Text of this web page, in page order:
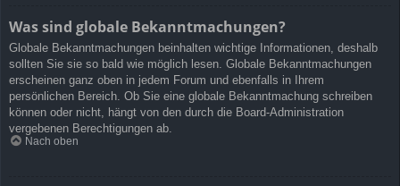
Was sind globale Bekanntmachungen?
Globale Bekanntmachungen beinhalten wichtige Informationen, deshalb
sollten Sie sie so bald wie möglich lesen. Globale Bekanntmachungen
erscheinen ganz oben in jedem Forum und ebenfalls in Ihrem
persönlichen Bereich. Ob Sie eine globale Bekanntmachung schreiben
können oder nicht, hängt von den durch die Board-Administration
vergebenen Berechtigungen ab.
Nach oben